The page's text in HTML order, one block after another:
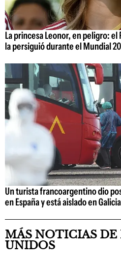
La princesa Leonor, en peligro:
la persiguió durante el Mundial
Un turista francoargentino dio
en España y está aislado en Galicia
MÁS NOTICIAS DE
UNIDOS